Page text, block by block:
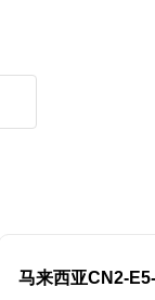
马来西亚CN2-